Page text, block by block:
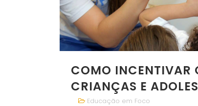
COMO INCENTIVAR
CRIANÇAS E
Educação em Foco